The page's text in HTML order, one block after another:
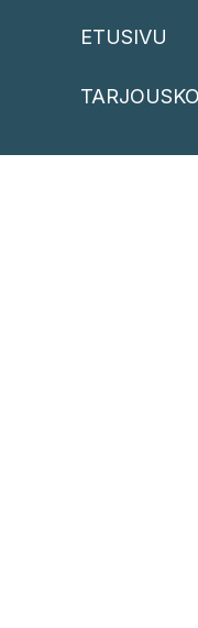
ETUSIVU